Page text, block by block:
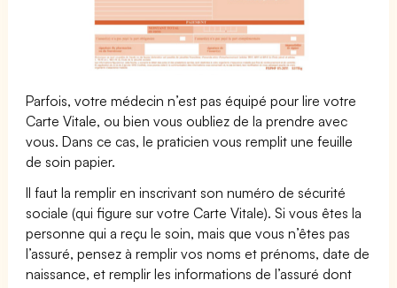
Parfois, votre médecin n’est pas équipé pour lire votre
Carte Vitale, ou bien vous oubliez de la prendre avec
vous. Dans ce cas, le praticien vous remplit une feuille
de soin papier.
Il faut la remplir en inscrivant son numéro de sécurité
sociale (qui figure sur votre Carte Vitale). Si vous êtes la
personne qui a reçu le soin, mais que vous n’êtes pas
l’assuré, pensez à remplir vos noms et prénoms, date de
naissance, et remplir les informations de l’assuré dont